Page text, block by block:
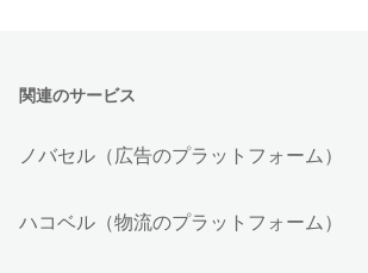
関連のサービス
ノバセル（広告のプラットフォーム）
ハコベル（物流のプラットフォーム）